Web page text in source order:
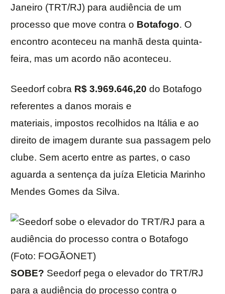
Janeiro (TRT/RJ) para audiência de um
processo que move contra o Botafogo. O
encontro aconteceu na manhã desta quinta-
feira, mas um acordo não aconteceu.
Seedorf cobra R$ 3.969.646,20 do Botafogo
referentes a danos morais e
materiais, impostos recolhidos na Itália e ao
direito de imagem durante sua passagem pelo
clube. Sem acerto entre as partes, o caso
aguarda a sentença da juíza Eleticia Marinho
Mendes Gomes da Silva.
SOBE? Seedorf pega o elevador do TRT/RJ
para a audiência do processo contra o